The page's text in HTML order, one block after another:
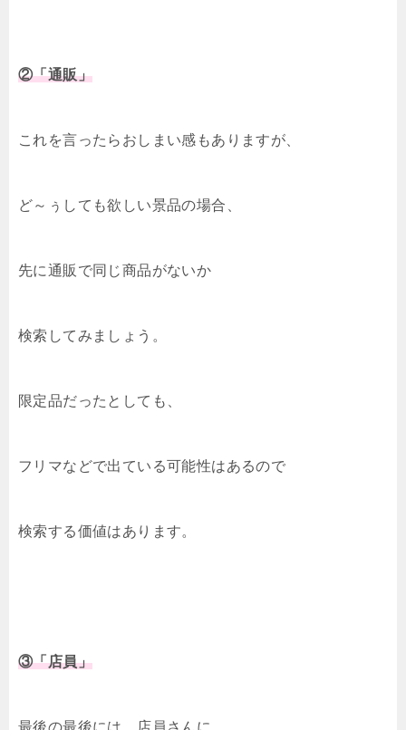
②「通販」
これを言ったらおしまい感もありますが、
ど～ぅしても欲しい景品の場合、
先に通販で同じ商品がないか
検索してみましょう。
限定品だったとしても、
フリマなどで出ている可能性はあるので
検索する価値はあります。
③「店員」
最後の最後には、店員さんに